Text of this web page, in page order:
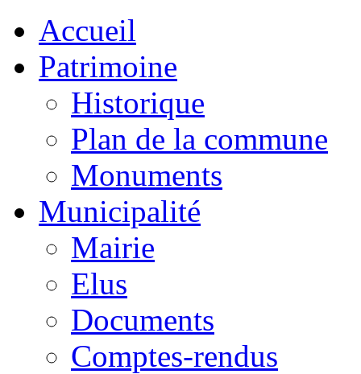
Accueil
Patrimoine
Historique
Plan de la commune
Monuments
Municipalité
Mairie
Elus
Documents
Comptes-rendus